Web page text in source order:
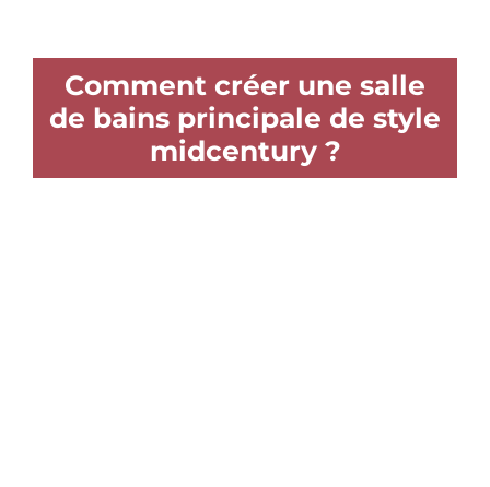
Comment créer une salle
de bains principale de style
midcentury ?